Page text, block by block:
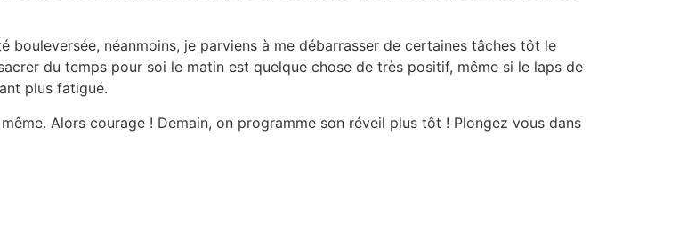
bouleversée, néanmoins, je parviens à me débarrasser de certaines tâches tôt le
du temps pour soi le matin est quelque chose de très positif, même si le laps de
plus fatigué.
Alors courage ! Demain, on programme son réveil plus tôt ! Plongez vous dans